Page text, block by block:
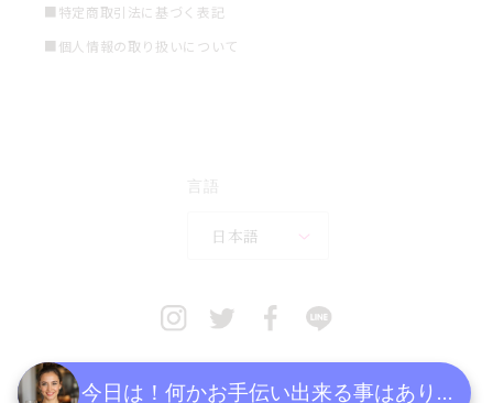
今日は！何かお手伝い出来る事はあります
■特定商取引法に基づく表記
■個人情報の取り扱いについて
言語
日本語